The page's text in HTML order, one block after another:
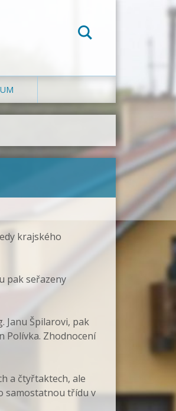
krajského
pak seřazeny
Janu Špilarovi, pak
Polívka. Zhodnocení
a čtyřtaktech, ale
samostatnou třídu v